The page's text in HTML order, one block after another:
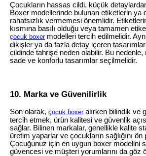
Çocukların hassas cildi, küçük
Boxer modellerinde bulunan etiketlerin ya
rahatsızlık vermemesi önemlidir.
kısmına basılı olduğu veya tamamen
çocuk boxermodelleri tercih edilmelidir.
dikişler ya da fazla detay içeren
cildinde tahrişe neden olabilir. Bu
sade ve konforlu tasarımlar seçilmelidir.
10. Marka ve Güvenilirlik
Son olarak, çocuk boxeralırken bilindik ve
tercih etmek, ürün kalitesi ve güvenlik
sağlar. Bilinen markalar, genellikle kalite
üretim yaparlar ve çocukların sağlığını ön
Çocuğunuz için en uygun boxer modelini
güvencesi ve müşteri yorumlarını da göz